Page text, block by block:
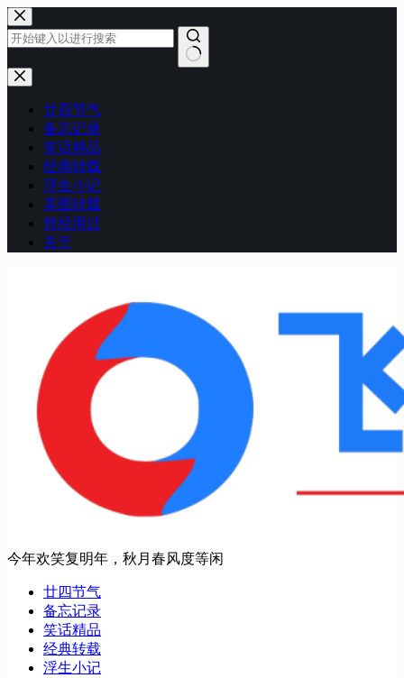
跳
至
内
容
无
廿四节气
备忘记录
笑话精品
经典转载
浮生小记
美图转载
曾经用过
关于
今年欢笑复明年，秋月春风度等闲
廿四节气
备忘记录
笑话精品
经典转载
浮生小记